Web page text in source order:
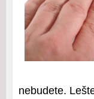
nebudete.